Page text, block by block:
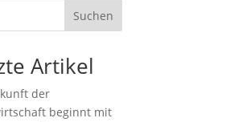
Suchen
Artikel
der
beginnt mit